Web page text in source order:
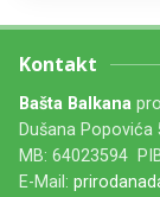
Kontakt
Bašta Balkana
Dušana Popovića
MB: 64023594
E-Mail: